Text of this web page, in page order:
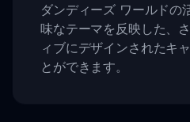
ダンディーズ ワールドの
味なテーマを反映した、
ィブにデザインされたキ
とができます。